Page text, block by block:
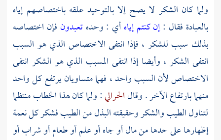
ولما كان الشكر لا يصح إلا بالتوحيد علقه باختصاصهم إياه
بالعبادة فقال :إن كنتم إياهأي : وحدهتعبدون فإن اختصاصه
بذلك سبب للشكر ، فإذا انتفى الاختصاص الذي هو السبب
انتفى الشكر ، وأيضا إذا انتفى المسبب الذي هو الشكر انتفى
الاختصاص لأن السبب واحد ، فهما متساويان يرتفع كل واحد
منهما بارتفاع الآخر . وقالالحرالي: ولما كان هذا الخطاب منتظما
لتناول الطيب والشكر وحقيقته البذل من الطيب فشكر كل نعمة
إظهارها على حدها من مال أو جاه أو علم أو طعام أو شراب أو